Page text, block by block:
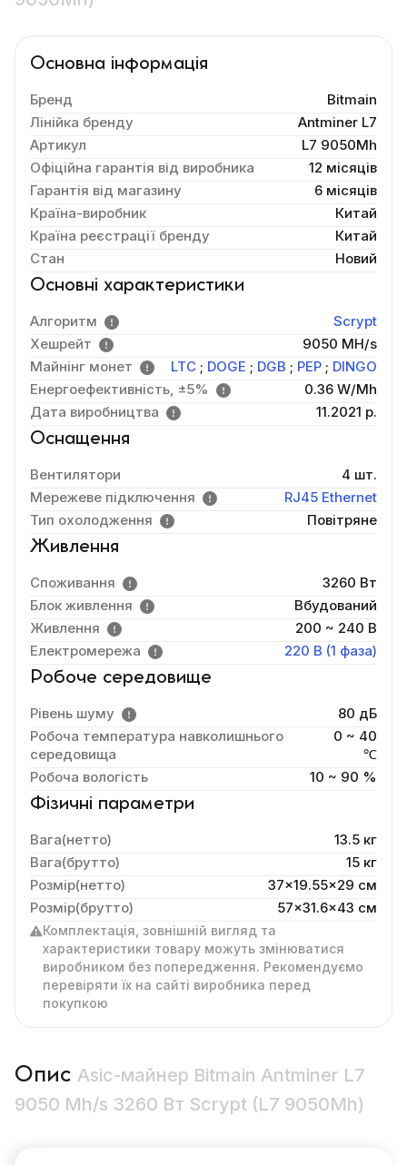
Основна інформація
Бренд
Bitmain
Лінійка бренду
Antminer L7
Артикул
L7 9050Mh
Офіційна гарантія від виробника
12 місяців
Гарантія від магазину
6 місяців
Країна-виробник
Китай
Країна реєстрації бренду
Китай
Стан
Новий
Основні характеристики
Алгоритм
Scrypt
Хешрейт
9050 MH/s
Майнінг монет
LTC ; DOGE ; DGB ; PEP ; DINGO
Енергоефективність, ±5%
0.36 W/Mh
Дата виробництва
11.2021 р.
Оснащення
Вентилятори
4 шт.
Мережеве підключення
RJ45 Ethernet
Тип охолодження
Повітряне
Живлення
Споживання
3260 Вт
Блок живлення
Вбудований
Живлення
200 ~ 240 В
Електромережа
220 В (1 фаза)
Робоче середовище
Рівень шуму
80 дБ
Робоча температура навколишнього
середовища
0 ~ 40
℃
Робоча вологість
10 ~ 90 %
Фізичні параметри
Вага(нетто)
13.5 кг
Вага(брутто)
15 кг
Розмір(нетто)
37x19.55x29 cм
Розмір(брутто)
57x31.6x43 см
Комплектація, зовнішній вигляд та
характеристики товару можуть змінюватися
виробником без попередження. Рекомендуємо
перевіряти їх на сайті виробника перед
покупкою
Опис Asic-майнер Bitmain Antminer L7
9050 Mh/s 3260 Вт Scrypt (L7 9050Mh)